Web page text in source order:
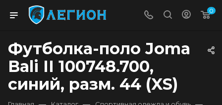
0
Футболка-поло Joma
Bali II 100748.700,
синий, разм. 44 (XS)